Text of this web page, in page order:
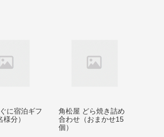
に宿泊ギフ
様分）
角松屋 どら焼き詰め
合わせ（おまかせ15
個）